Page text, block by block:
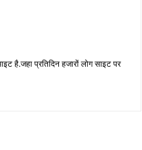
है.जहा प्रतिदिन हजारों लोग साइट पर